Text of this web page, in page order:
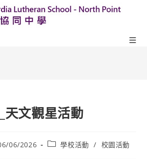
文觀星活動
06/2026 學校活動 / 校園活動